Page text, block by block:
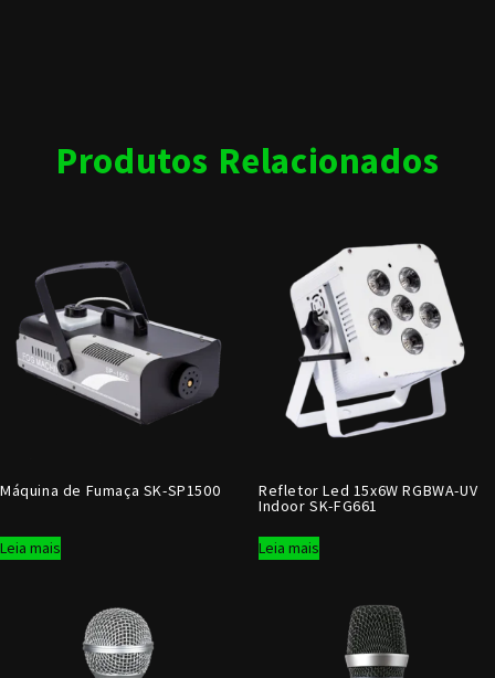
Produtos Relacionados
Máquina de Fumaça SK-SP1500
Leia mais
Refletor Led 15x6W RGBWA-UV
Indoor SK-FG661
Leia mais